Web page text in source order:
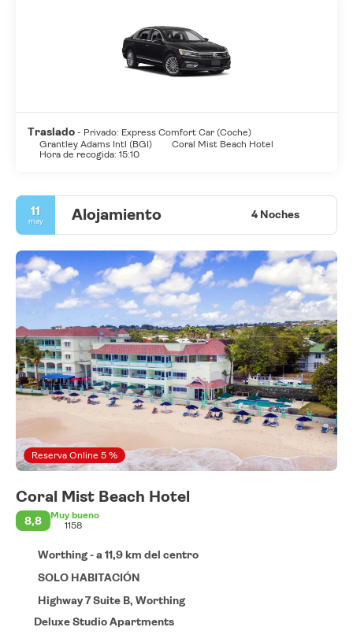
Traslado - Privado: Express Comfort Car (Coche)
Grantley Adams Intl (BGI)
Coral Mist Beach Hotel
Hora de recogida: 15:10
11
may Alojamiento 4 Noches
Reserva Online 5 %
Coral Mist Beach Hotel
8,8
Muy bueno
1158
Worthing - a 11,9 km del centro
SOLO HABITACIÓN
Highway 7 Suite B, Worthing
Deluxe Studio Apartments